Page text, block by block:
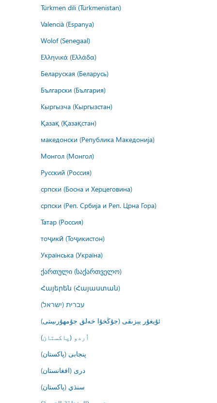
Türkmen dili (Türkmenistan)
Valencià (Espanya)
Wolof (Senegaal)
Ελληνικά (Ελλάδα)
Беларуская (Беларусь)
Български (България)
Кыргызча (Кыргызстан)
Қазақ (Қазақстан)
македонски (Република Македонија)
Монгол (Монгол)
Русский (Россия)
српски (Босна и Херцеговина)
српски (Реп. Србија и Реп. Црна Гора)
Татар (Россия)
тоҷикӣ (Тоҷикистон)
Українська (Україна)
ქართული (საქართველო)
Հայերեն (Հայաստան)
עברית (ישראל)
ئۇيغۇر يېزىقى (جۇڭخۇا خەلق جۇمھۇرىيىتى)
اُردو (پاکستان)
پنجابی (پاکستان)
درى (افغانستان)
سنڌي (پاکستان)